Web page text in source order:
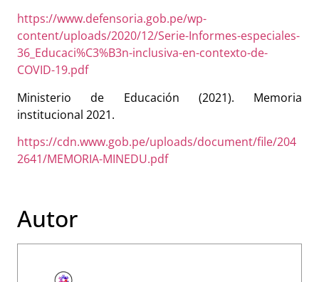
https://www.defensoria.gob.pe/wp-
content/uploads/2020/12/Serie-Informes-especiales-
36_Educaci%C3%B3n-inclusiva-en-contexto-de-
COVID-19.pdf
Ministerio de Educación (2021). Memoria
institucional 2021.
https://cdn.www.gob.pe/uploads/document/file/204
2641/MEMORIA-MINEDU.pdf
Autor